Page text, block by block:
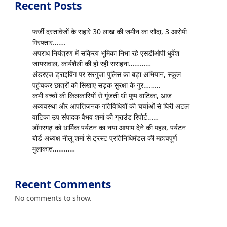
Recent Posts
फर्जी दस्तावेजों के सहारे 30 लाख की जमीन का सौदा, 3 आरोपी
गिरफ्तार…….
अपराध नियंत्रण में सक्रिय भूमिका निभा रहे एसडीओपी धुर्वेश
जायसवाल, कार्यशैली की हो रही सराहना…………
अंडरएज ड्राइविंग पर सरगुजा पुलिस का बड़ा अभियान, स्कूल
पहुंचकर छात्रों को सिखाए सड़क सुरक्षा के गुर………
कभी बच्चों की किलकारियों से गूंजती थी पुष्प वाटिका, आज
अव्यवस्था और आपत्तिजनक गतिविधियों की चर्चाओं से घिरी अटल
वाटिका उप संपादक वैभव शर्मा की ग्राउंड रिपोर्ट……
डोंगरगढ़ को धार्मिक पर्यटन का नया आयाम देने की पहल, पर्यटन
बोर्ड अध्यक्ष नीलू शर्मा से ट्रस्ट प्रतिनिधिमंडल की महत्वपूर्ण
मुलाकात…………
Recent Comments
No comments to show.